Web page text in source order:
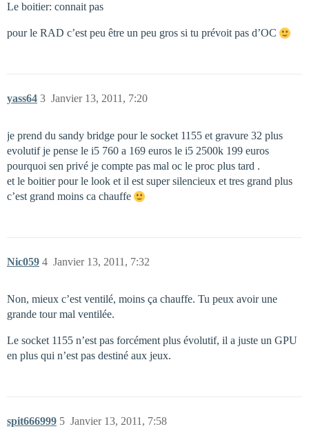
Le boitier: connait pas
pour le RAD c’est peu être un peu gros si tu prévoit pas d’OC
yass64 Janvier 13, 2011, 7:20
3
je prend du sandy bridge pour le socket 1155 et gravure 32 plus
evolutif je pense le i5 760 a 169 euros le i5 2500k 199 euros
pourquoi sen privé je compte pas mal oc le proc plus tard .
et le boitier pour le look et il est super silencieux et tres grand plus
c’est grand moins ca chauffe
Nic059 Janvier 13, 2011, 7:32
4
Non, mieux c’est ventilé, moins ça chauffe. Tu peux avoir une
grande tour mal ventilée.
Le socket 1155 n’est pas forcément plus évolutif, il a juste un GPU
en plus qui n’est pas destiné aux jeux.
spit666999 Janvier 13, 2011, 7:58
5